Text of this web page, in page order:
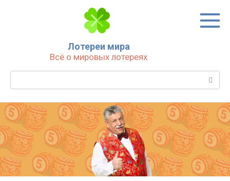
Лотереи мира
Всё о мировых лотереях
Поиск: